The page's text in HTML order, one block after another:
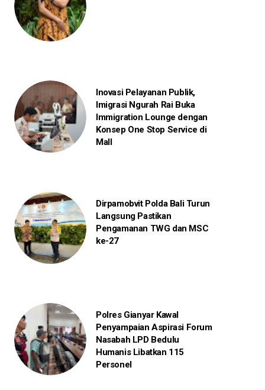
Inovasi Pelayanan Publik,
Imigrasi Ngurah Rai Buka
Immigration Lounge dengan
Konsep One Stop Service di
Mall
Dirpamobvit Polda Bali Turun
Langsung Pastikan
Pengamanan TWG dan MSC
ke-27
Polres Gianyar Kawal
Penyampaian Aspirasi Forum
Nasabah LPD Bedulu
Humanis Libatkan 115
Personel